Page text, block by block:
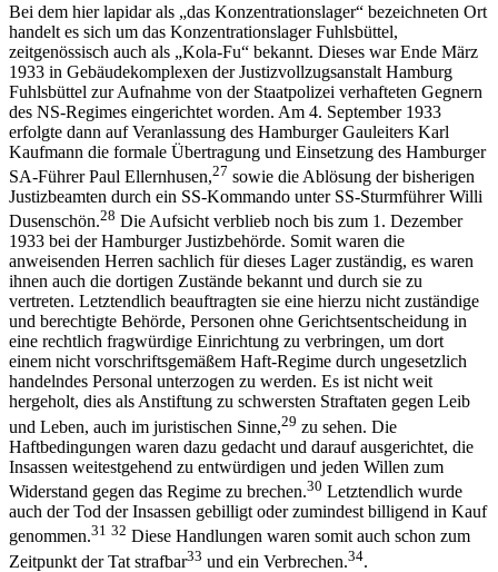
Bei dem hier lapidar als „das Konzentrationslager“ bezeichneten Ort
handelt es sich um das Konzentrationslager Fuhlsbüttel,
zeitgenössisch auch als „Kola-Fu“ bekannt. Dieses war Ende März
1933 in Gebäudekomplexen der Justizvollzugsanstalt Hamburg
Fuhlsbüttel zur Aufnahme von der Staatpolizei verhafteten Gegnern
des NS-Regimes eingerichtet worden. Am 4. September 1933
erfolgte dann auf Veranlassung des Hamburger Gauleiters Karl
Kaufmann die formale Übertragung und Einsetzung des Hamburger
SA-Führer Paul Ellernhusen,27 sowie die Ablösung der bisherigen
Justizbeamten durch ein SS-Kommando unter SS-Sturmführer Willi
Dusenschön.28 Die Aufsicht verblieb noch bis zum 1. Dezember
1933 bei der Hamburger Justizbehörde. Somit waren die
anweisenden Herren sachlich für dieses Lager zuständig, es waren
ihnen auch die dortigen Zustände bekannt und durch sie zu
vertreten. Letztendlich beauftragten sie eine hierzu nicht zuständige
und berechtigte Behörde, Personen ohne Gerichtsentscheidung in
eine rechtlich fragwürdige Einrichtung zu verbringen, um dort
einem nicht vorschriftsgemäßem Haft-Regime durch ungesetzlich
handelndes Personal unterzogen zu werden. Es ist nicht weit
hergeholt, dies als Anstiftung zu schwersten Straftaten gegen Leib
und Leben, auch im juristischen Sinne,29 zu sehen. Die
Haftbedingungen waren dazu gedacht und darauf ausgerichtet, die
Insassen weitestgehend zu entwürdigen und jeden Willen zum
Widerstand gegen das Regime zu brechen.30 Letztendlich wurde
auch der Tod der Insassen gebilligt oder zumindest billigend in Kauf
genommen.31 32 Diese Handlungen waren somit auch schon zum
Zeitpunkt der Tat strafbar33 und ein Verbrechen.34.